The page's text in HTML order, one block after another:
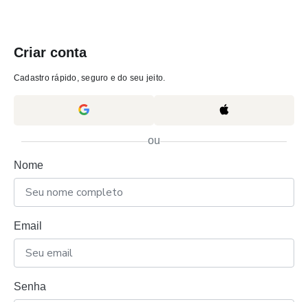
Criar conta
Cadastro rápido, seguro e do seu jeito.
ou
Nome
Email
Senha